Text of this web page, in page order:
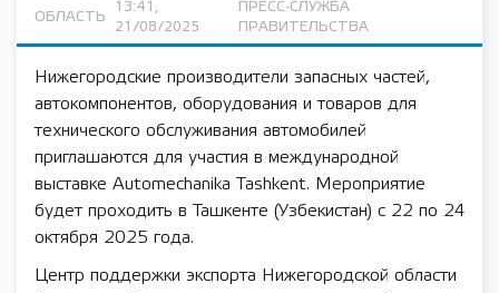
ОБЛАСТЬ
13:41,
21/08/2025
ПРЕСС-СЛУЖБА
ПРАВИТЕЛЬСТВА
Нижегородские производители запасных частей,
автокомпонентов, оборудования и товаров для
технического обслуживания автомобилей
приглашаются для участия в международной
выставке Automechanika Tashkent. Мероприятие
будет проходить в Ташкенте (Узбекистан) с 22 по 24
октября 2025 года.
Центр поддержки экспорта Нижегородской области